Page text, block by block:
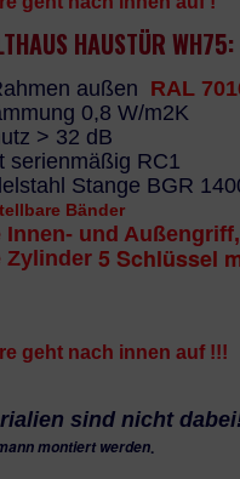
HAUSTÜR WH75:
außen RAL
0,8 W/m2K
> 32 dB
serienmäßig RC1
Stange BGR
Bänder
Innen- und Außengriff,
Zylinder 5 Schlüssel
geht nach innen auf !!!
sind nicht
montiert werden.